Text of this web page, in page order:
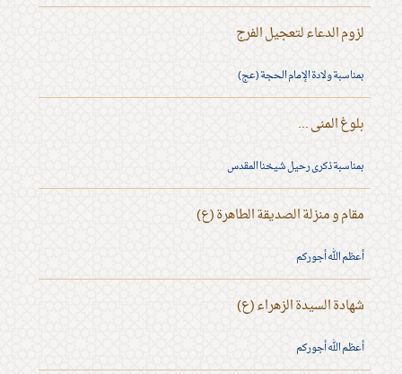
لزوم الدعاء لتعجيل الفرج
بمناسبة ولادة الإمام الحجة (عج)
بلوغ المنى ...
بمناسبة ذكرى رحيل شيخنا المقدس
مقام و منزلة الصديقة الطاهرة (ع)
أعظم الله أجوركم
شهادة السيدة الزهراء (ع)
أعظم الله أجوركم